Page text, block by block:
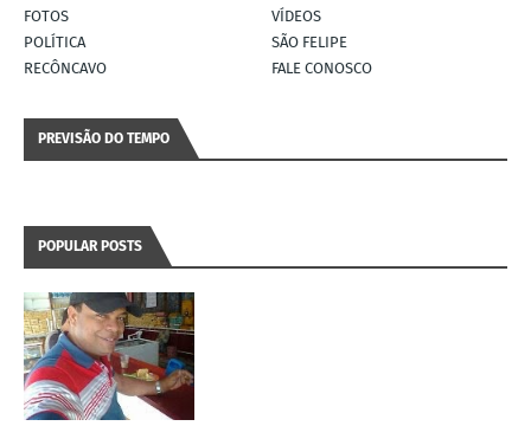
FOTOS
VÍDEOS
POLÍTICA
SÃO FELIPE
RECÔNCAVO
FALE CONOSCO
PREVISÃO DO TEMPO
POPULAR POSTS